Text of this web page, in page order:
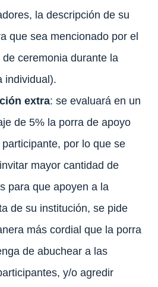
la descripción de su
que sea mencionado por el
de ceremonia durante la
individual).
extra: se evaluará en un
de 5% la porra de apoyo
por lo que se
mayor cantidad de
para que apoyen a la
de su institución, se pide
más cordial que la porra
de abuchear a las
y/o agredir